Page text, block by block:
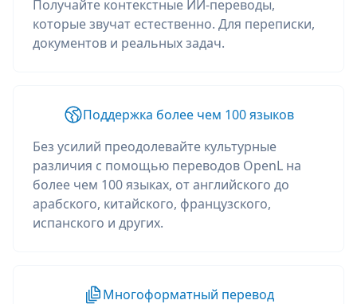
Получайте контекстные ИИ-переводы,
которые звучат естественно. Для переписки,
документов и реальных задач.
Поддержка более чем 100 языков
Без усилий преодолевайте культурные
различия с помощью переводов OpenL на
более чем 100 языках, от английского до
арабского, китайского, французского,
испанского и других.
Многоформатный перевод